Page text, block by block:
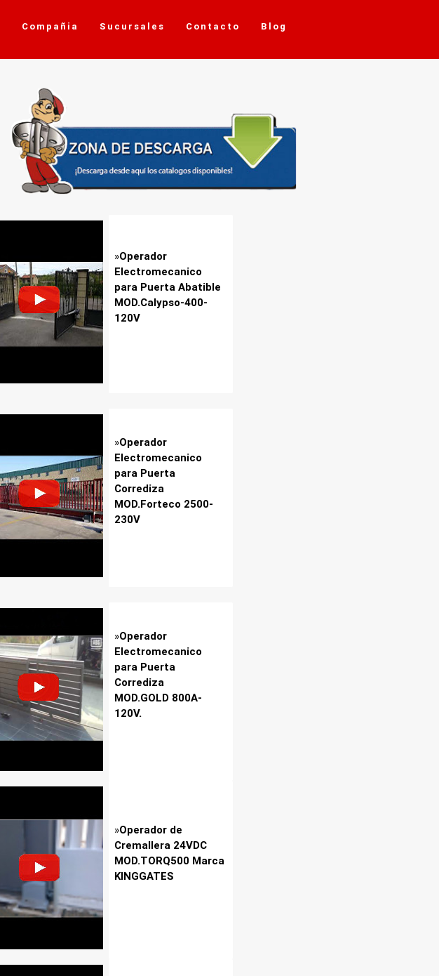
Compañia Sucursales Contacto Blog
»Operador
Electromecanico
para Puerta Abatible
MOD.Calypso-400-
120V
»Operador
Electromecanico
para Puerta
Corrediza
MOD.Forteco 2500-
230V
»Operador
Electromecanico
para Puerta
Corrediza
MOD.GOLD 800A-
120V.
»Operador de
Cremallera 24VDC
MOD.TORQ500 Marca
KINGGATES